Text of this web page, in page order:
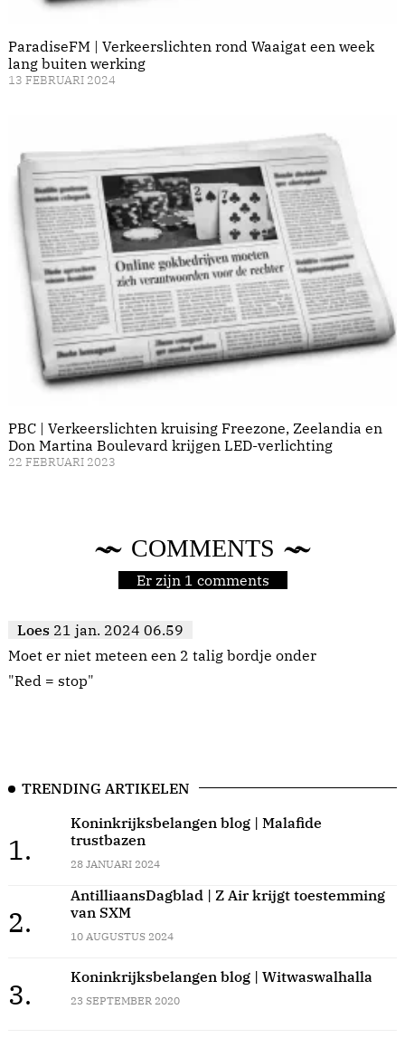
ParadiseFM | Verkeerslichten rond Waaigat een week
lang buiten werking
13 FEBRUARI 2024
PBC | Verkeerslichten kruising Freezone, Zeelandia en
Don Martina Boulevard krijgen LED-verlichting
22 FEBRUARI 2023
COMMENTS
Er zijn 1 comments
Loes 21 jan. 2024 06.59
Moet er niet meteen een 2 talig bordje onder
"Red = stop"
TRENDING ARTIKELEN
1.
Koninkrijksbelangen blog | Malafide
trustbazen
28 JANUARI 2024
2.
AntilliaansDagblad | Z Air krijgt toestemming
van SXM
10 AUGUSTUS 2024
3.
Koninkrijksbelangen blog | Witwaswalhalla
23 SEPTEMBER 2020